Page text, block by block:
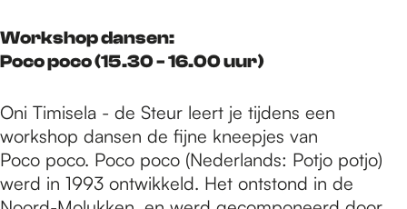
Workshop dansen:
Poco poco (15.30 - 16.00 uur)
Oni Timisela - de Steur leert je tijdens een
workshop dansen de fijne kneepjes van
Poco poco. Poco poco (Nederlands: Potjo potjo)
werd in 1993 ontwikkeld. Het ontstond in de